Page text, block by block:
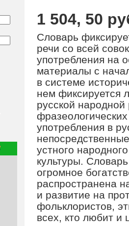
1 504, 50
Словарь
речи со всей
употребления на
материалы с
в системе
нем фиксируется
русской
употребления в
устного
культуры.
огромное
распространена
и развитие на
фольклористов,
всех, кто любит и